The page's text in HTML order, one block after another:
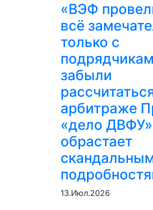
«ВЭФ
всё
только с
забыли
арбитраже
«дело ДВФУ»
обрастает
13.Июл.2026